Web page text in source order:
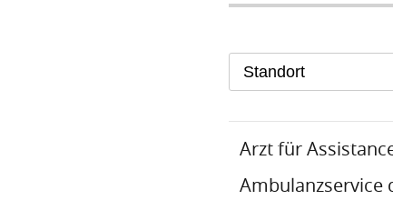
Standort
Arzt für
Ambulanzservice